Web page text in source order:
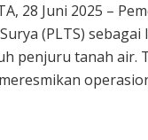
28 Juni 2025 –
(PLTS)
penjuru tanah air.